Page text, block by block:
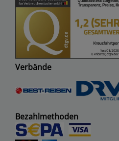
Verbände
Bezahlmethoden